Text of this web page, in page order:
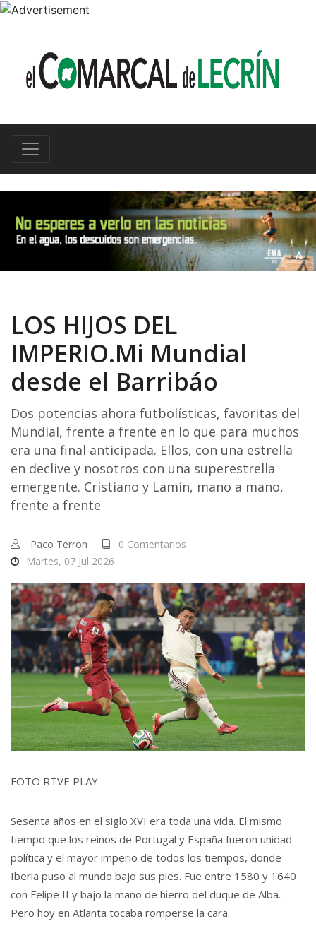
LOS HIJOS DEL
IMPERIO.Mi Mundial
desde el Barribáo
Dos potencias ahora futbolísticas, favoritas del
Mundial, frente a frente en lo que para muchos
era una final anticipada. Ellos, con una estrella
en declive y nosotros con una superestrella
emergente. Cristiano y Lamín, mano a mano,
frente a frente
Paco Terron
0 Comentarios
Martes, 07 Jul 2026
FOTO RTVE PLAY
Sesenta años en el siglo XVI era toda una vida. El mismo
tiempo que los reinos de Portugal y España fueron unidad
política y el mayor imperio de todos los tiempos, donde
Iberia puso al mundo bajo sus pies. Fue entre 1580 y 1640
con Felipe II y bajo la mano de hierro del duque de Alba.
Pero hoy en Atlanta tocaba romperse la cara.